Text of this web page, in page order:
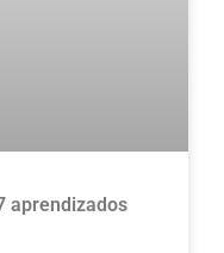
aprendizados